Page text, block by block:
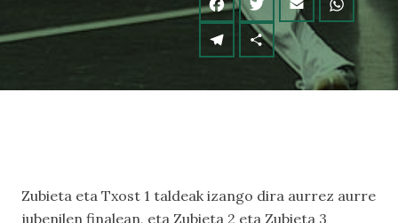
Zubieta eta Txost 1 taldeak izango dira aurrez aurre
jubenilen finalean, eta Zubieta 2 eta Zubieta 3